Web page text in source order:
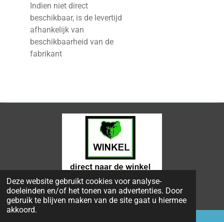
Deze website gebruikt cookies voor analyse-
doeleinden en/of het tonen van advertenties. Door
gebruik te blijven maken van de site gaat u hiermee
akkoord.
Indien niet direct
beschikbaar, is de levertijd
afhankelijk van
beschikbaarheid van de
fabrikant
© 2024 - 2026 Bongers Apeldoorn
Powered byJouwWeb